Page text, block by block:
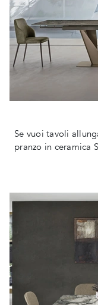
Se vuoi tavoli
pranzo in ceramica